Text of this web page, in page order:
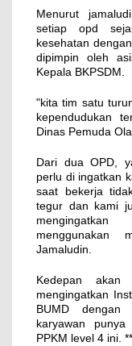
Menurut
setiap opd
kesehatan
dipimpin oleh
Kepala BKPSDM.
"kita tim satu
kependudukan
Dinas Pemuda
Dari dua OPD,
perlu di ingatkan
saat bekerja
tegur dan kami
menggunakan
Jamaludin.
Kedepan
mengingatkan
BUMD dengan
karyawan
PPKM level 4 ini.